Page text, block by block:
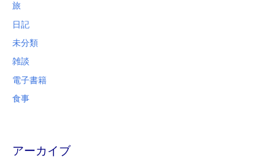
旅
日記
未分類
雑談
電子書籍
食事
アーカイブ